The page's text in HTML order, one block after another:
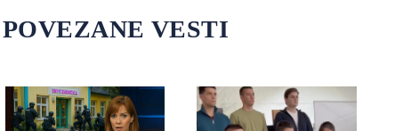
POVEZANE VESTI